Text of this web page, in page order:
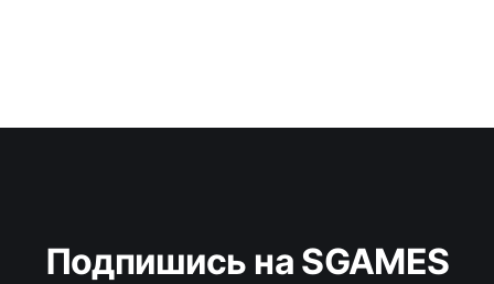
Подпишись на SGAMES